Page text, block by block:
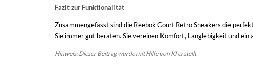
Fazit zur Funktionalität
Zusammengefasst sind die Reebok Court Retro Sneakers die
Sie immer gut beraten. Sie vereinen Komfort, Langlebigkeit und
Hinweis: Dieser Beitrag wurde mit Hilfe von KI erstellt